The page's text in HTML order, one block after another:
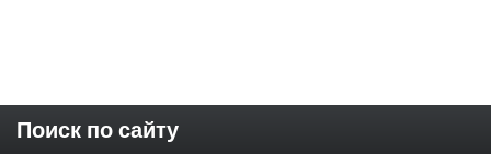
Поиск по сайту